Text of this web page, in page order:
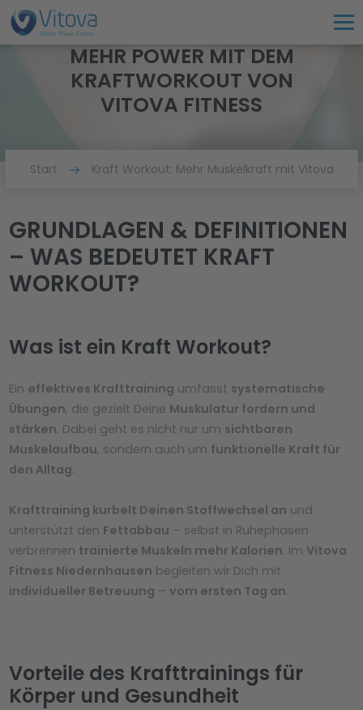
MEHR POWER MIT DEM
KRAFTWORKOUT VON
VITOVA FITNESS
Start Kraft Workout: Mehr Muskelkraft mit Vitova
GRUNDLAGEN & DEFINITIONEN
– WAS BEDEUTET KRAFT
WORKOUT?
Was ist ein Kraft Workout?
Ein effektives Krafttraining umfasst systematische
Übungen, die gezielt Deine Muskulatur fordern und
stärken. Dabei geht es nicht nur um sichtbaren
Muskelaufbau, sondern auch um funktionelle Kraft für
den Alltag.
Krafttraining kurbelt Deinen Stoffwechsel an und
unterstützt den Fettabbau – selbst in Ruhephasen
verbrennen trainierte Muskeln mehr Kalorien. Im Vitova
Fitness Niedernhausen begleiten wir Dich mit
individueller Betreuung –vom ersten Tag an.
Vorteile des Krafttrainings für
Körper und Gesundheit